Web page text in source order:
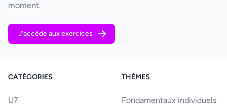
moment.
J'accède aux exercices
CATÉGORIES
U7
THÈMES
Fondamentaux individuels